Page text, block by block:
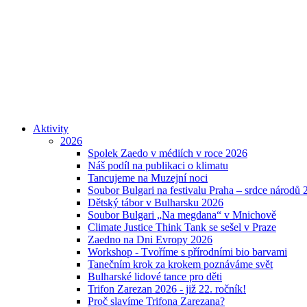
Aktivity
2026
Spolek Zaedo v médiích v roce 2026
Náš podíl na publikaci o klimatu
Tancujeme na Muzejní noci
Soubor Bulgari na festivalu Praha – srdce národů
Dětský tábor v Bulharsku 2026
Soubor Bulgari „Na megdana“ v Mnichově
Climate Justice Think Tank se sešel v Praze
Zaedno na Dni Evropy 2026
Workshop - Tvoříme s přírodními bio barvami
Tanečním krok za krokem poznáváme svět
Bulharské lidové tance pro děti
Trifon Zarezan 2026 - již 22. ročník!
Proč slavíme Trifona Zarezana?